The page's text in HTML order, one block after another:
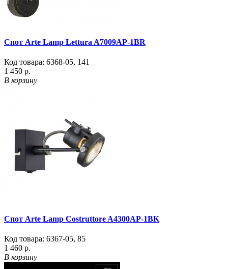
Спот Arte Lamp Lettura A7009AP-1BR
Код товара: 6368-05, 141
1 450 р.
В корзину
Спот Arte Lamp Costruttore A4300AP-1BK
Код товара: 6367-05, 85
1 460 р.
В корзину